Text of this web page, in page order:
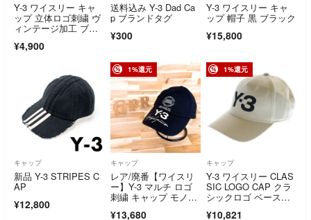
Y-3 ワイスリー キャ
ップ 立体ロゴ刺繍 ヴ
ィンテージ加工 ブラ
¥4,900
送料込み Y-3 Dad Ca
p ブランドタグ
¥300
Y-3 ワイスリー キャ
ップ 帽子 黒 ブラック
¥15,800
キャップ
新品 Y-3 STRIPES C
AP
¥12,800
1%還元
キャップ
レア/廃番【ワイスリ
ー】Y-3 マルチ ロゴ
刺繍 キャップ モノト
¥13,680
1%還元
キャップ
Y-3 ワイスリー CLAS
SIC LOGO CAP クラ
シックロゴ ベースボ
¥10,821